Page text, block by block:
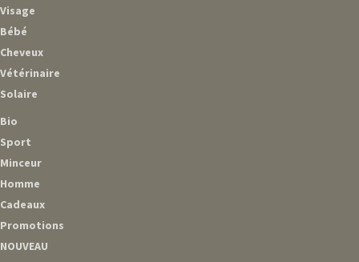
Visage
Bébé
Cheveux
Vétérinaire
Solaire
Bio
Sport
Minceur
Homme
Cadeaux
Promotions
NOUVEAU